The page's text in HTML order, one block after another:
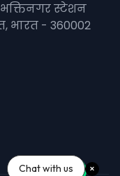
भक्तिनगर स्टेशन
भारत - 360002
Chat with us